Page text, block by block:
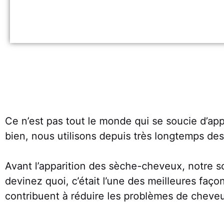
Ce n’est pas tout le monde qui se soucie
bien, nous utilisons depuis très longtemps
Avant l’apparition des sèche-cheveux, notre
devinez quoi, c’était l’une des meilleures
contribuent à réduire les problèmes de